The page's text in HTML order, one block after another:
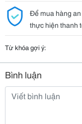
Để mua hàng
thực hiện thanh
Từ khóa gợi ý:
Bình luận